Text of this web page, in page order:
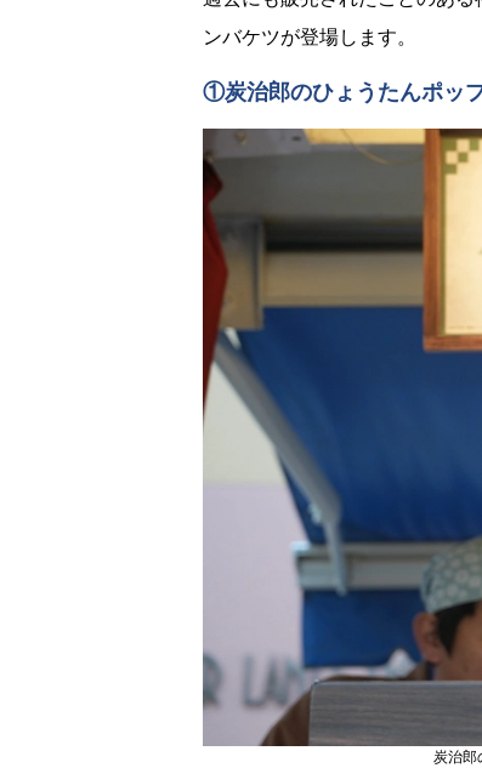
ンバケツが登場します。
①炭治郎のひょうたんポッ
炭治郎